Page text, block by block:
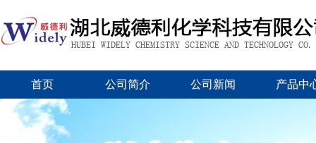
首页 公司简介 公司新闻 产品中